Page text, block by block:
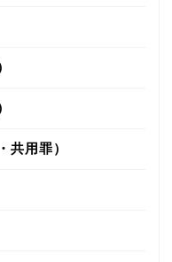
共用罪）